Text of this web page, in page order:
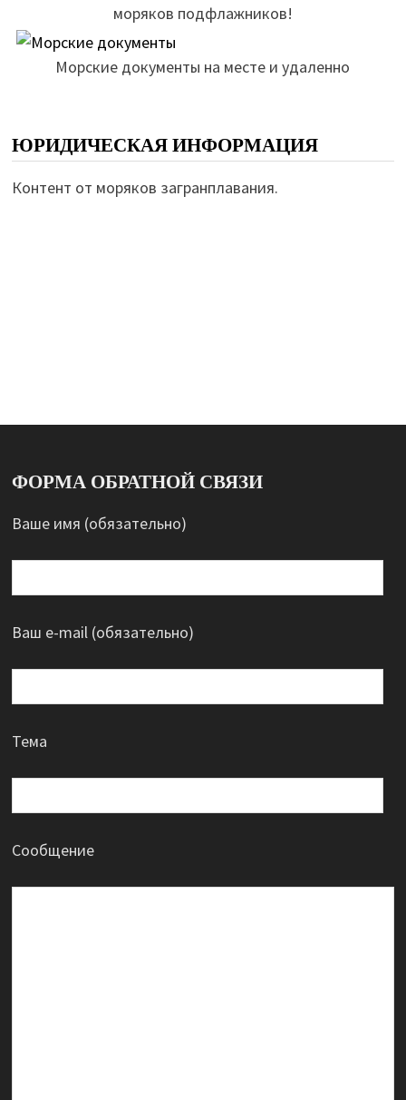
моряков подфлажников!
Морские документы на месте и удаленно
ЮРИДИЧЕСКАЯ ИНФОРМАЦИЯ
Контент от моряков загранплавания.
ФОРМА ОБРАТНОЙ СВЯЗИ
Ваше имя (обязательно)
Ваш e-mail (обязательно)
Тема
Сообщение